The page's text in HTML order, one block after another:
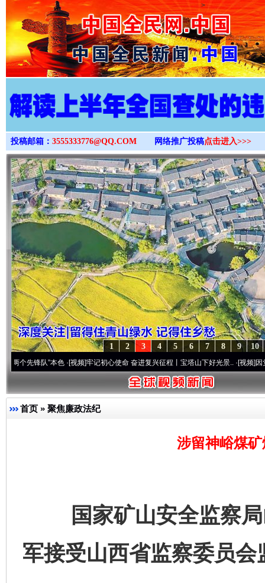
>
投稿邮箱： 3555333776@QQ.COM 网络推广投稿点击进入>>>
10
9
8
7
6
5
4
3
2
1
队”本色·[视频]牢记初心使命 奋进复兴征程丨宝塔山下好光景..·[视频]因党而生 为
首页 » 聚焦廉政法纪
涉留神峪煤
国家矿山安全监察局
军接受山西省监察委员会